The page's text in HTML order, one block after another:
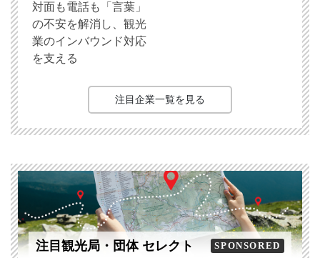
対面も電話も「言葉」
の不安を解消し、観光
業のインバウンド対応
を支える
注目企業一覧を見る
注目観光局・団体 セレクト SPONSORED